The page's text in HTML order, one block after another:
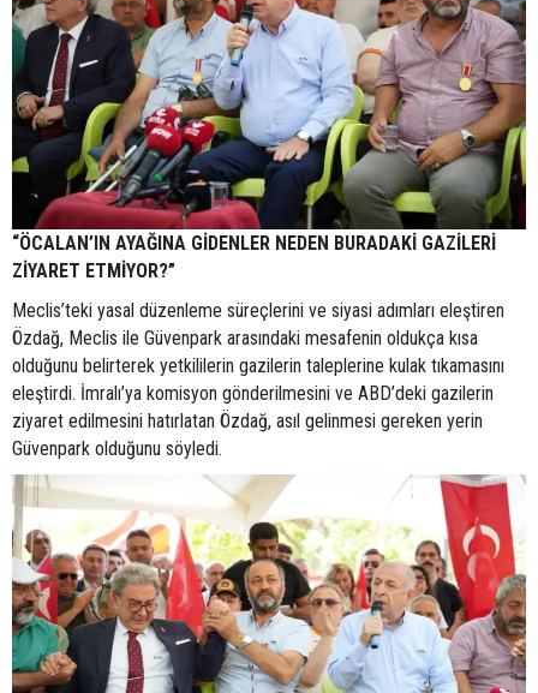
“ÖCALAN’IN AYAĞINA GİDENLER NEDEN BURADAKİ GAZİLERİ
ZİYARET ETMİYOR?”
Meclis’teki yasal düzenleme süreçlerini ve siyasi adımları eleştiren
Özdağ, Meclis ile Güvenpark arasındaki mesafenin oldukça kısa
olduğunu belirterek yetkililerin gazilerin taleplerine kulak tıkamasını
eleştirdi. İmralı’ya komisyon gönderilmesini ve ABD’deki gazilerin
ziyaret edilmesini hatırlatan Özdağ, asıl gelinmesi gereken yerin
Güvenpark olduğunu söyledi.